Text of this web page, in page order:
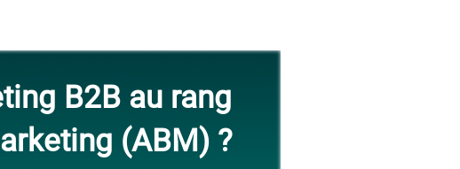
B2B au rang
(ABM) ?